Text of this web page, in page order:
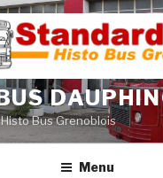
Bus Grenoblois
Menu